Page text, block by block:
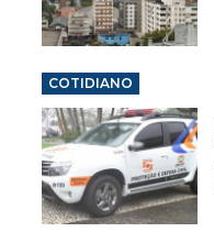
COTIDIANO